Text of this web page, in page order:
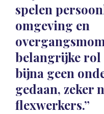
spelen
omgeving en
belangrijke rol
bijna geen
gedaan, zeker
flexwerkers.”